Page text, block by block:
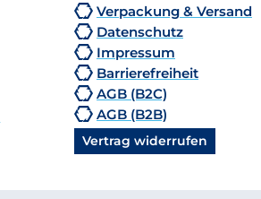
Verpackung & Versand
Datenschutz
Impressum
Barrierefreiheit
AGB (B2C)
AGB (B2B)
Vertrag widerrufen